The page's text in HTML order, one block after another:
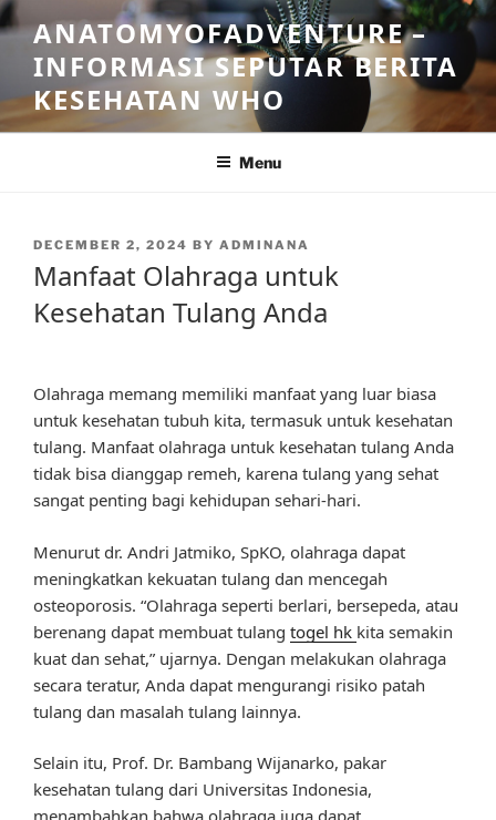
Skip
to
content
ANATOMYOFADVENTURE –
INFORMASI SEPUTAR BERITA
KESEHATAN WHO
Menu
POSTED
DECEMBER 2, 2024 BY ADMINANA
Manfaat Olahraga untuk
Kesehatan Tulang Anda
Olahraga memang memiliki manfaat yang luar biasa
untuk kesehatan tubuh kita, termasuk untuk kesehatan
tulang. Manfaat olahraga untuk kesehatan tulang Anda
tidak bisa dianggap remeh, karena tulang yang sehat
sangat penting bagi kehidupan sehari-hari.
Menurut dr. Andri Jatmiko, SpKO, olahraga dapat
meningkatkan kekuatan tulang dan mencegah
osteoporosis. “Olahraga seperti berlari, bersepeda, atau
berenang dapat membuat tulang togel hk kita semakin
kuat dan sehat,” ujarnya. Dengan melakukan olahraga
secara teratur, Anda dapat mengurangi risiko patah
tulang dan masalah tulang lainnya.
Selain itu, Prof. Dr. Bambang Wijanarko, pakar
kesehatan tulang dari Universitas Indonesia,